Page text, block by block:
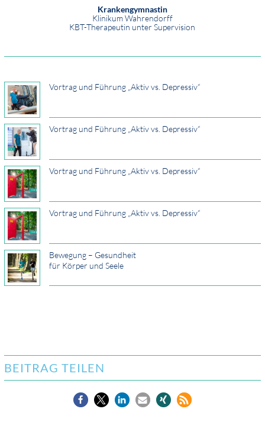
Krankengymnastin
Klinikum Wahrendorff
KBT-Therapeutin unter Supervision
Vortrag und Führung „Aktiv vs. Depressiv“
Vortrag und Führung „Aktiv vs. Depressiv“
Vortrag und Führung „Aktiv vs. Depressiv“
Vortrag und Führung „Aktiv vs. Depressiv“
Bewegung – Gesundheit
für Körper und Seele
BEITRAG TEILEN